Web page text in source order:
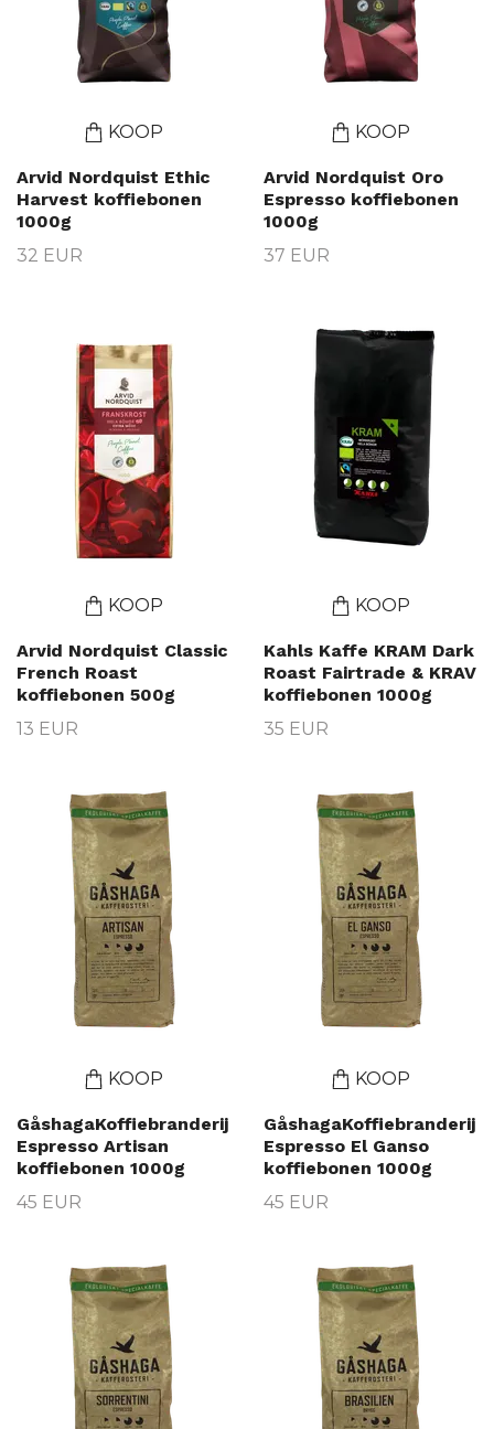
KOOP
Arvid Nordquist Ethic
Harvest koffiebonen
1000g
32 EUR
KOOP
Arvid Nordquist Oro
Espresso koffiebonen
1000g
37 EUR
KOOP
Arvid Nordquist Classic
French Roast
koffiebonen 500g
13 EUR
KOOP
Kahls Kaffe KRAM Dark
Roast Fairtrade & KRAV
koffiebonen 1000g
35 EUR
KOOP
GåshagaKoffiebranderij
Espresso Artisan
koffiebonen 1000g
45 EUR
KOOP
GåshagaKoffiebranderij
Espresso El Ganso
koffiebonen 1000g
45 EUR